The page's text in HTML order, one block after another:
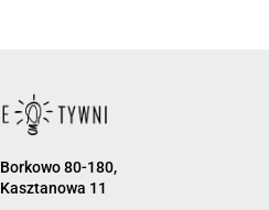
Borkowo 80-180,
Kasztanowa 11